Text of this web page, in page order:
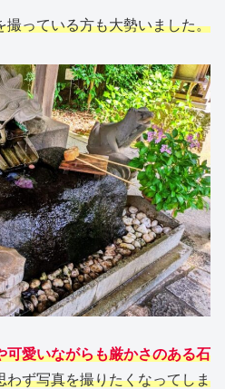
撮っている方も大勢いました。
可愛いながらも厳かさのある石
わず写真を撮りたくなってしま